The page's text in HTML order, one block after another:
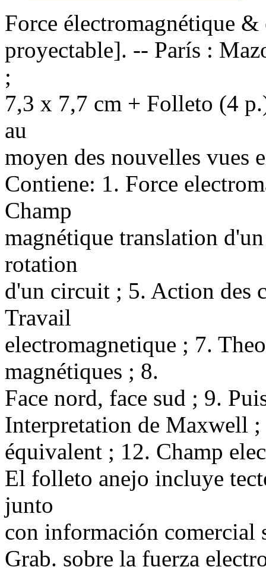
Force électromagnétique
proyectable]. -- París :
;
7,3 x 7,7 cm + Folleto (4
au
moyen des nouvelles vues
Contiene: 1. Force
Champ
magnétique translation
rotation
d'un circuit ; 5. Action des
Travail
electromagnetique ; 7.
magnétiques ; 8.
Face nord, face sud ; 9.
Interpretation de Maxwell
équivalent ; 12. Champ
El folleto anejo incluye
junto
con información comercial
Grab. sobre la fuerza